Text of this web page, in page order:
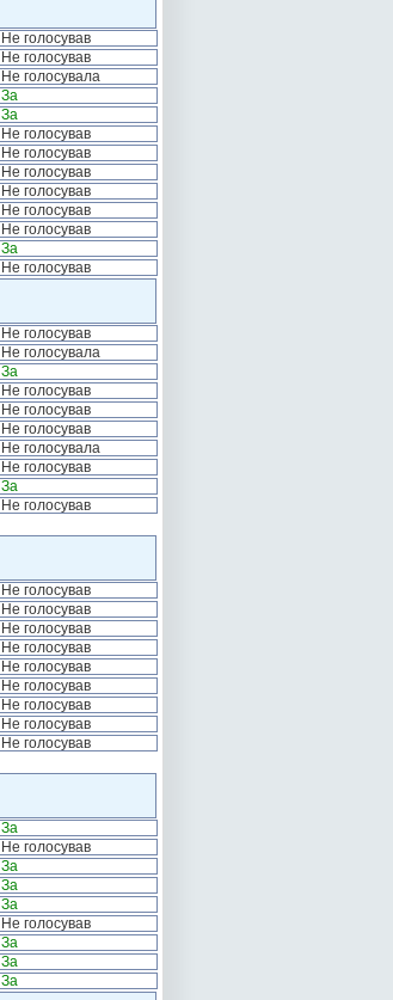
Не голосував
Не голосував
Не голосувала
За
За
Не голосував
Не голосував
Не голосував
Не голосував
Не голосував
Не голосував
За
Не голосував
Не голосував
Не голосувала
За
Не голосував
Не голосував
Не голосував
Не голосувала
Не голосував
За
Не голосував
Не голосував
Не голосував
Не голосував
Не голосував
Не голосував
Не голосував
Не голосував
Не голосував
Не голосував
За
Не голосував
За
За
За
Не голосував
За
За
За